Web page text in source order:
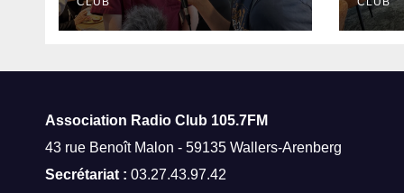
Association Radio Club 105.7FM
43 rue Benoît Malon - 59135 Wallers-Arenberg
Secrétariat : 03.27.43.97.42